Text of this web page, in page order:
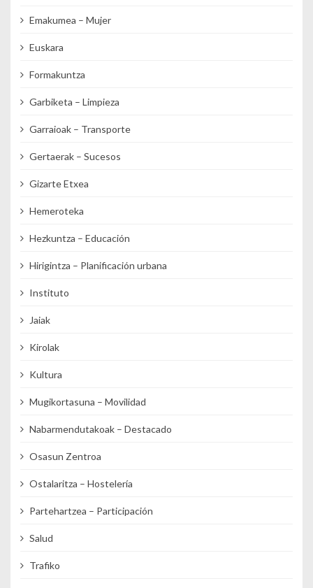
Emakumea – Mujer
Euskara
Formakuntza
Garbiketa – Limpieza
Garraioak – Transporte
Gertaerak – Sucesos
Gizarte Etxea
Hemeroteka
Hezkuntza – Educación
Hirigintza – Planificación urbana
Instituto
Jaiak
Kirolak
Kultura
Mugikortasuna – Movilidad
Nabarmendutakoak – Destacado
Osasun Zentroa
Ostalaritza – Hostelería
Partehartzea – Participación
Salud
Trafiko